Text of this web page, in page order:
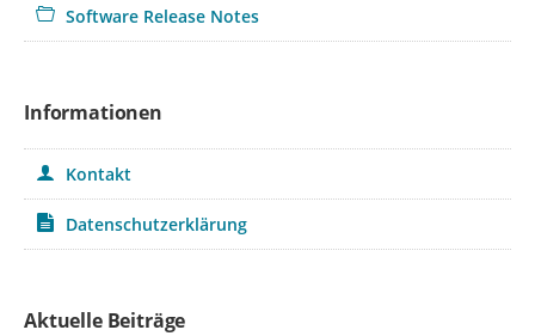
Software Release Notes
Informationen
Kontakt
Datenschutzerklärung
Aktuelle Beiträge